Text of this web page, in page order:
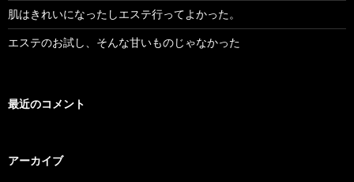
肌はきれいになったしエステ行ってよかった。
エステのお試し、そんな甘いものじゃなかった
最近のコメント
アーカイブ